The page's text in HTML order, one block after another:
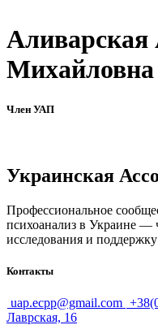
Аливарская
Михайловна
Член УАП
Украинская
Профессиональное
психоанализ в Украине —
исследования и
Контакты
uap.ecpp@gmail.com
Лаврская, 16